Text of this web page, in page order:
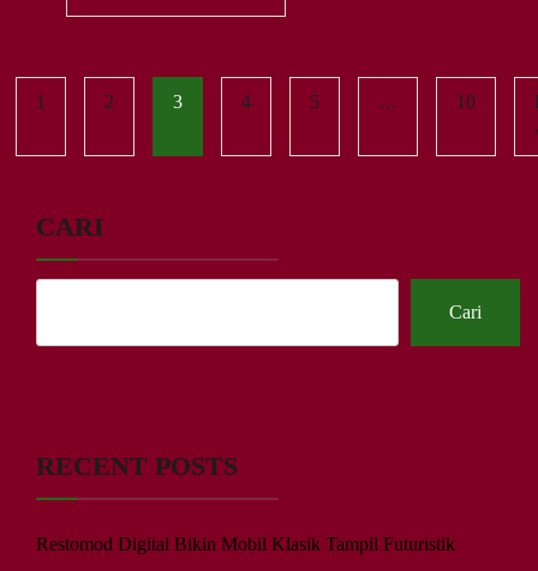
1 2 3 4 5 … 10
CARI
Cari
RECENT POSTS
Restomod Digital Bikin Mobil Klasik Tampil Futuristik